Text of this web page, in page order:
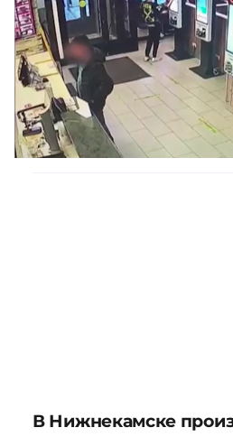
В Нижнекамске